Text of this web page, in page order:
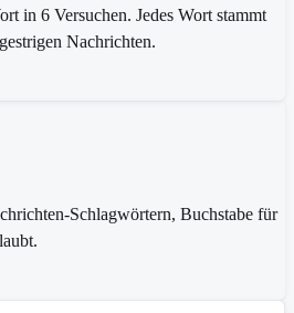
in 6 Versuchen. Jedes Wort stammt
Nachrichten.
Schlagwörtern, Buchstabe für